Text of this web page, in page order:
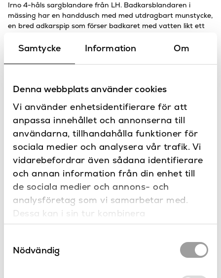
Samtycke Information Om
Denna webbplats använder cookies
Vi använder enhetsidentifierare för att
anpassa innehållet och annonserna till
användarna, tillhandahålla funktioner för
sociala medier och analysera vår trafik. Vi
vidarebefordrar även sådana identifierare
och annan information från din enhet till
de sociala medier och annons- och
analysföretag som vi samarbetar med.
Dessa kan i sin tur kombinera
informationen med annan information som
samlat in när du har använt deras tjänster.
Nödvändig
Irno 4-håls sargblandare från LH. Badkarsblandaren i
mässing har en handdusch med med utdragbart munstycke,
en bred adkarspip som förser badkaret med vatten likt ett
Totala höjden upp till handduschens topp: 200 mm.
Maxtryck på 10 bar.
handdusch.
Specifikationer
Färg
Borstad guld, Borstad
nickel, Borstad svart
krom, Guld, Krom, Matt
svart
Höjd (mm) 200
Material
Dokument
Ritning
Skötsel
Kontakta oss
specialbeställning?